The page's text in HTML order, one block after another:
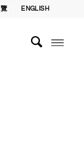
ENGLISH